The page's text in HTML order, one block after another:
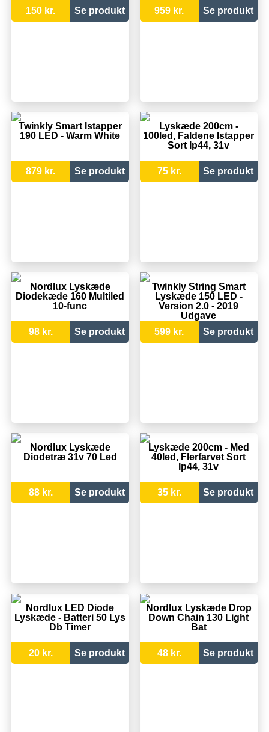
150 kr. Se produkt
959 kr.
Se produkt
Twinkly Smart Istapper
190 LED - Warm White
879 kr. Se produkt
Lyskæde 200cm -
100led, Faldene Istapper
Sort Ip44, 31v
75 kr. Se produkt
Nordlux Lyskæde
Diodekæde 160 Multiled
10-func
98 kr. Se produkt
Twinkly String Smart
Lyskæde 150 LED -
Version 2.0 - 2019
Udgave
599 kr.
Se produkt
Nordlux Lyskæde
Diodetræ 31v 70 Led
88 kr. Se produkt
Lyskæde 200cm - Med
40led, Flerfarvet Sort
Ip44, 31v
35 kr. Se produkt
Nordlux LED Diode
Lyskæde - Batteri 50 Lys
Db Timer
20 kr. Se produkt
Nordlux Lyskæde Drop
Down Chain 130 Light
Bat
48 kr. Se produkt